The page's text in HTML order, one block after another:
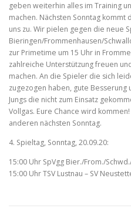
geben weiterhin alles im Training
machen. Nächsten Sonntag
uns zu. Wir pielen gegen die neue
Bieringen/Frommenhausen/
zur Primetime um 15 Uhr in
zahlreiche Unterstützung freuen
machen. An die Spieler die sich
zugezogen haben, gute Besserung
Jungs die nicht zum Einsatz
Vollgas. Eure Chance wird
anderen nächsten Sonntag.
4. Spieltag, Sonntag, 20.09.20:
15:00 Uhr SpVgg Bier./From./
15:00 Uhr TSV Lustnau – SV